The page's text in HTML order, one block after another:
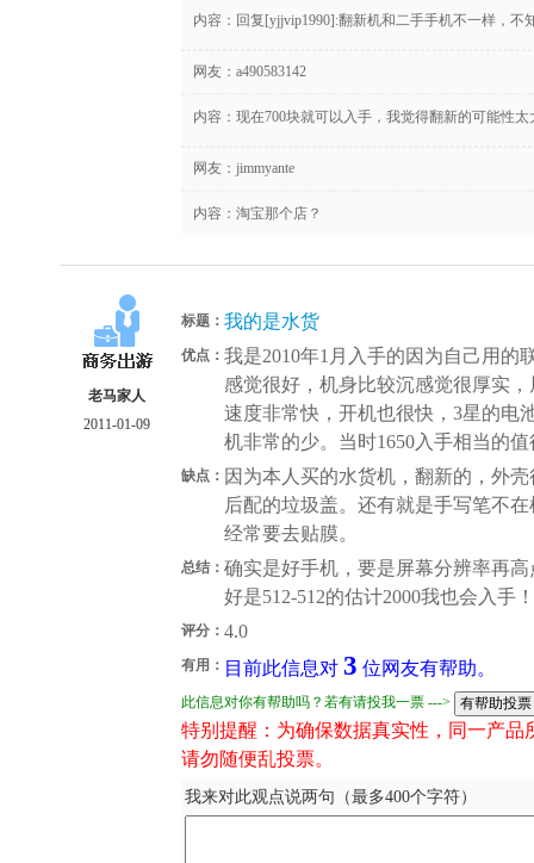
内容：回复[yjjvip1990]:翻新机和二手手机不一样，不
网友： a490583142
内容：现在700块就可以入手，我觉得翻新的可能性太
网友： jimmyante
内容：淘宝那个店？
老马家人
2011-01-09
标题： 我的是水货
优点： 我是2010年1月入手的因为自己用的
感觉很好，机身比较沉感觉很厚实
速度非常快，开机也很快，3星的电
机非常的少。当时1650入手相当的值
缺点： 因为本人买的水货机，翻新的，外
后配的垃圾盖。还有就是手写笔不
经常要去贴膜。
总结： 确实是好手机，要是屏幕分辨率再
好是512-512的估计2000我也会入手！
评分： 4.0
有用： 目前此信息对 3 位网友有帮助。
此信息对你有帮助吗？若有请投我一票 --->
特别提醒：为确保数据真实性，同一产
请勿随便乱投票。
我来对此观点说两句（最多400个字符）